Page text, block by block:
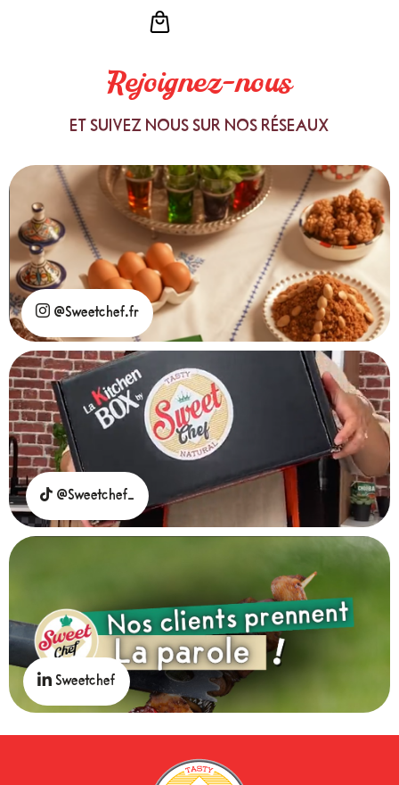
Rejoignez-nous
ET SUIVEZ NOUS SUR NOS RÉSEAUX
@Sweetchef.fr
@Sweetchef_
Sweetchef